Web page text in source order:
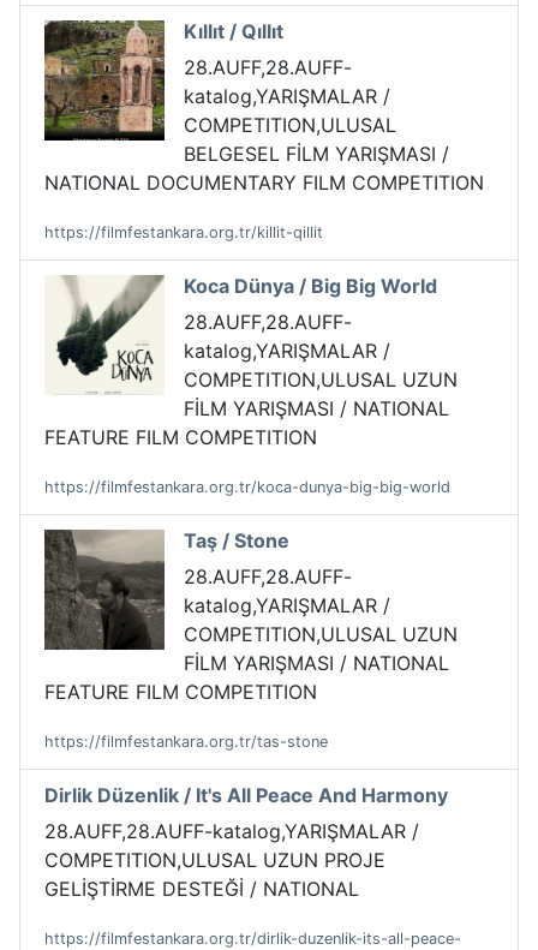
Kıllıt / Qıllıt
28.AUFF,28.AUFF-
katalog,YARIŞMALAR /
COMPETITION,ULUSAL
BELGESEL FİLM YARIŞMASI /
NATIONAL DOCUMENTARY FILM COMPETITION
https://filmfestankara.org.tr/killit-qillit
Koca Dünya / Big Big World
28.AUFF,28.AUFF-
katalog,YARIŞMALAR /
COMPETITION,ULUSAL UZUN
FİLM YARIŞMASI / NATIONAL
FEATURE FILM COMPETITION
https://filmfestankara.org.tr/koca-dunya-big-big-world
Taş / Stone
28.AUFF,28.AUFF-
katalog,YARIŞMALAR /
COMPETITION,ULUSAL UZUN
FİLM YARIŞMASI / NATIONAL
FEATURE FILM COMPETITION
https://filmfestankara.org.tr/tas-stone
Dirlik Düzenlik / It's All Peace And Harmony
28.AUFF,28.AUFF-katalog,YARIŞMALAR /
COMPETITION,ULUSAL UZUN PROJE
GELİŞTİRME DESTEĞİ / NATIONAL
https://filmfestankara.org.tr/dirlik-duzenlik-its-all-peace-